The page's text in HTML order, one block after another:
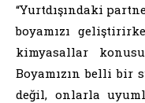
“Yurtdışındaki
boyamızı
kimyasallar
Boyamızın belli bir
değil, onlarla